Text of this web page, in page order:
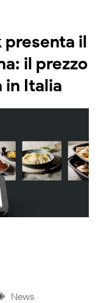
presenta il
il prezzo
in Italia
News